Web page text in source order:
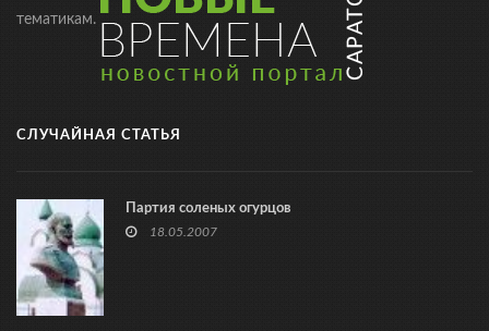
тематикам.
СЛУЧАЙНАЯ СТАТЬЯ
Партия соленых огурцов
18.05.2007